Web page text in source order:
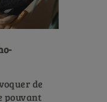
de
pouvant